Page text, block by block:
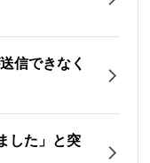
信できなく
した」と突